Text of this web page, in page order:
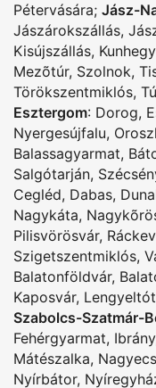
Pétervására; Jász-
Jászárokszállás,
Kisújszállás,
Mezõtúr, Szolnok,
Törökszentmiklós,
Esztergom: Dorog,
Nyergesújfalu,
Balassagyarmat,
Salgótarján,
Cegléd, Dabas,
Nagykáta,
Pilisvörösvár,
Szigetszentmiklós,
Balatonföldvár,
Kaposvár,
Szabolcs-Szatmár-
Fehérgyarmat, Ibrány
Mátészalka,
Nyírbátor,